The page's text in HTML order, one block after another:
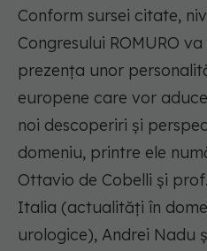
Conform sursei citate,
Congresului ROMURO
prezenţa unor
europene care vor
noi descoperiri şi
domeniu, printre ele
Ottavio de Cobelli şi
Italia (actualităţi în
urologice), Andrei Nadu